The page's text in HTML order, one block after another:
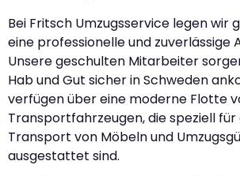
Bei Fritsch Umzugsservice legen wir
eine professionelle und zuverlässige
Unsere geschulten Mitarbeiter
Hab und Gut sicher in Schweden
verfügen über eine moderne Flotte
Transportfahrzeugen, die speziell
Transport von Möbeln und
ausgestattet sind.